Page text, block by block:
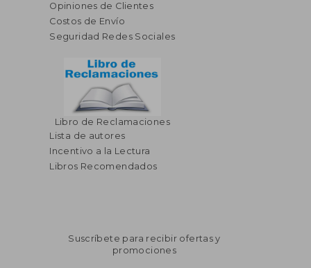
Opiniones de Clientes
Costos de Envío
Seguridad Redes Sociales
Libro de Reclamaciones
Lista de autores
Incentivo a la Lectura
Libros Recomendados
Suscríbete para recibir ofertas y
promociones